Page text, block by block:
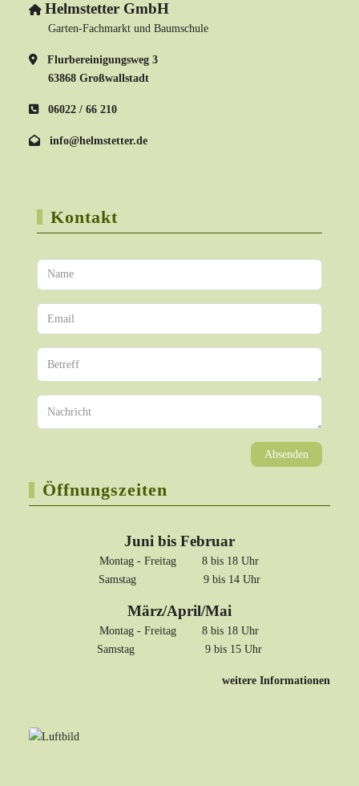
Helmstetter GmbH
Garten-Fachmarkt und Baumschule
Flurbereinigungsweg 3
63868 Großwallstadt
06022 / 66 210
info@helmstetter.de
Kontakt
Absenden
Öffnungszeiten
Juni bis Februar
Montag - Freitag 8 bis 18 Uhr
Samstag 9 bis 14 Uhr
März/April/Mai
Montag - Freitag 8 bis 18 Uhr
Samstag 9 bis 15 Uhr
weitere Informationen